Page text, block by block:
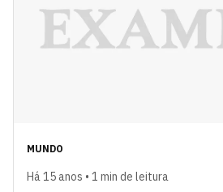
MUNDO
Há 15 anos • 1 min de leitura